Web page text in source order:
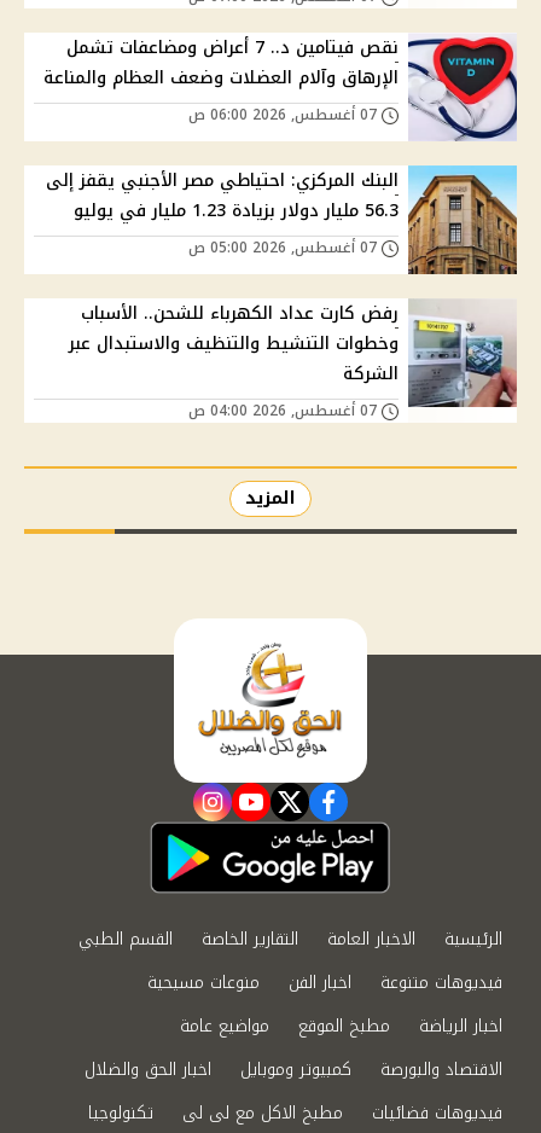
نقص فيتامين د.. 7 أعراض ومضاعفات تشمل
الإرهاق وآلام العضلات وضعف العظام والمناعة
البنك المركزي: احتياطي مصر الأجنبي يقفز إلى
56.3 مليار دولار بزيادة 1.23 مليار في يوليو
رفض كارت عداد الكهرباء للشحن.. الأسباب
وخطوات التنشيط والتنظيف والاستبدال عبر
الشركة
المزيد
facebook
twitter
youtube
instagram
الرئيسية الاخبار العامة التقارير الخاصة
القسم الطبي
فيديوهات متنوعة
اخبار الفن
منوعات مسيحية
اخبار الرياضة
مطبخ الموقع
مواضيع عامة
الاقتصاد والبورصة
كمبيوتر وموبايل
اخبار الحق والضلال
فيديوهات فضائيات
مطبخ الاكل مع لى لى تكنولوجيا